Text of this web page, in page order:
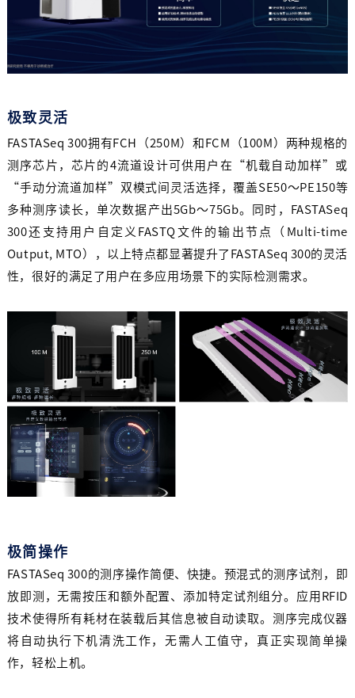
极致灵活
FASTASeq 300拥有FCH（250M）和FCM（100M）两种规格的
测序芯片，芯片的4流道设计可供用户在“机载⾃动加样”或
“⼿动分流道加样”双模式间灵活选择，覆盖SE50～PE150等
多种测序读长，单次数据产出5Gb～75Gb。同时，FASTASeq
300还支持用户自定义FASTQ文件的输出节点（Multi-time
Output, MTO），以上特点都显著提升了FASTASeq 300的灵活
性，很好的满足了用户在多应用场景下的实际检测需求。
极简操作
FASTASeq 300的测序操作简便、快捷。预混式的测序试剂，即
放即测，无需按压和额外配置、添加特定试剂组分。应用RFID
技术使得所有耗材在装载后其信息被自动读取。测序完成仪器
将自动执行下机清洗工作，无需人工值守，真正实现简单操
作，轻松上机。